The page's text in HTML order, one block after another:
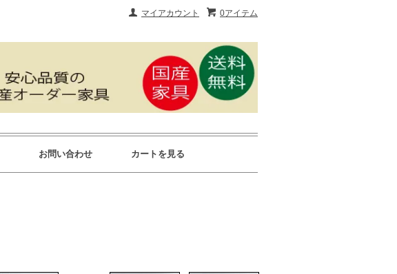
0アイテム
マイアカウント
お問い合わせ カートを見る